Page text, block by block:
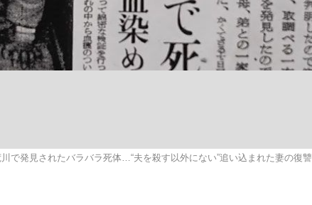
で発見されたバラバラ死体…“夫を殺す以外にない”追い込まれた妻の復讐